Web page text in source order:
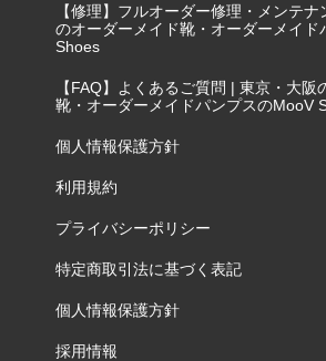
【修理】フルオーダー修理・メンテ
のオーダーメイド靴・オーダーメイド
Shoes
【FAQ】よくあるご質問 | 東京・大阪
靴・オーダーメイドパンプスのMooV
個人情報保護方針
利用規約
プライバシーポリシー
特定商取引法に基づく表記
個人情報保護方針
採用情報